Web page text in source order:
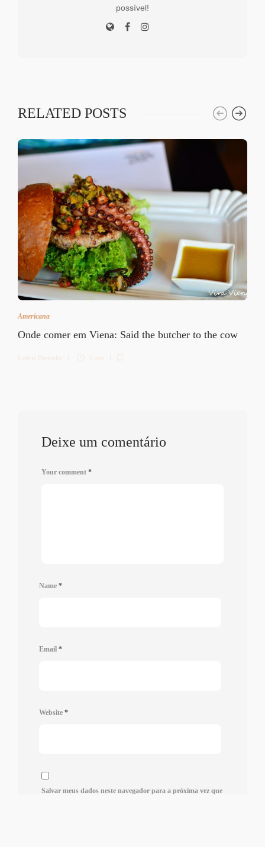
possível!
RELATED POSTS
Americana
Onde comer em Viena: Said the butcher to the cow
Letícia Diethelm 3 min
Deixe um comentário
Your comment *
Name *
Email *
Website *
Salvar meus dados neste navegador para a próxima vez que